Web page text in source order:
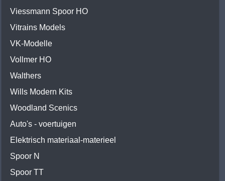
Viessmann Spoor HO
Vitrains Models
VK-Modelle
Vollmer HO
Walthers
Wills Modern Kits
Woodland Scenics
Auto's - voertuigen
Elektrisch materiaal-materieel
Spoor N
Spoor TT